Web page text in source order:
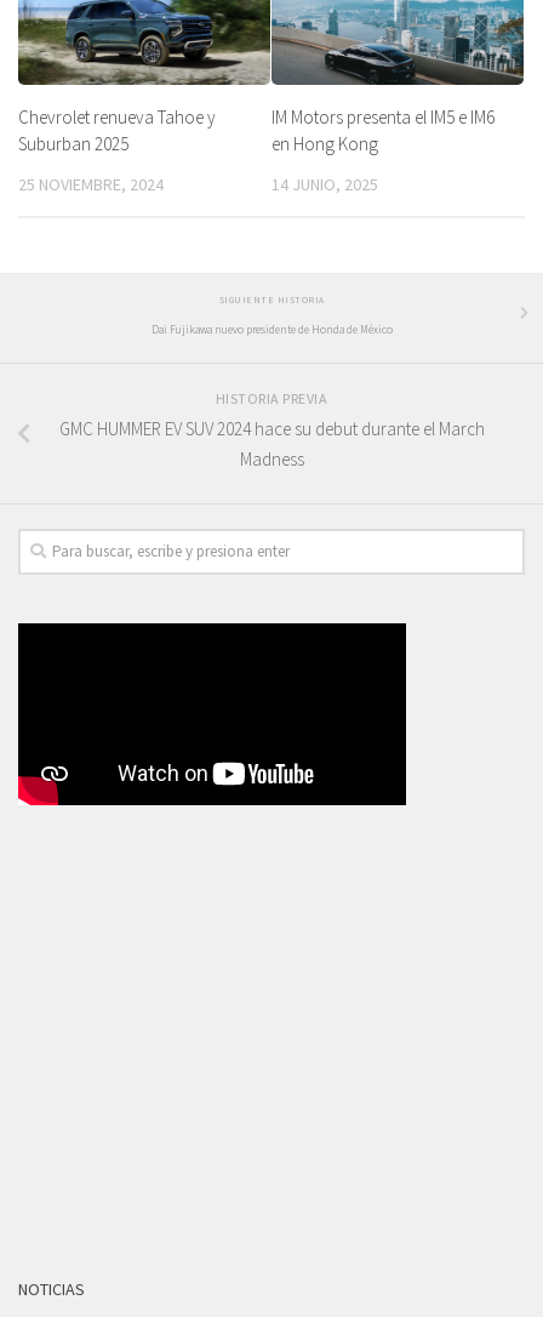
Chevrolet renueva Tahoe y
Suburban 2025
25 NOVIEMBRE, 2024
IM Motors presenta el IM5 e IM6
en Hong Kong
14 JUNIO, 2025
SIGUIENTE HISTORIA
Dai Fujikawa nuevo presidente de Honda de México
HISTORIA PREVIA
GMC HUMMER EV SUV 2024 hace su debut durante el March
Madness
NOTICIAS